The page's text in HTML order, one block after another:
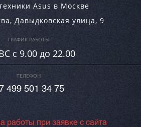
Asus в Москве
, Давыдковская улица, 9
ГРАФИК РАБОТЫ
c 9.00 до 22.00
ТЕЛЕФОН
499 501 34 75
работы при заявке с сайта